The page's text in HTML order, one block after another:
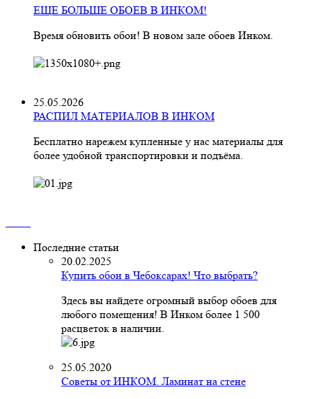
ЕЩЕ БОЛЬШЕ ОБОЕВ В ИНКОМ!
Время обновить обои! В новом зале обоев Инком.
25.05.2026
РАСПИЛ МАТЕРИАЛОВ В ИНКОМ
Бесплатно нарежем купленные у нас материалы для
более удобной транспортировки и подъёма.
Последние статьи
20.02.2025
Купить обои в Чебоксарах! Что выбрать?
Здесь вы найдете огромный выбор обоев для
любого помещения! В Инком более 1 500
расцветок в наличии.
25.05.2020
Советы от ИНКОМ. Ламинат на стене